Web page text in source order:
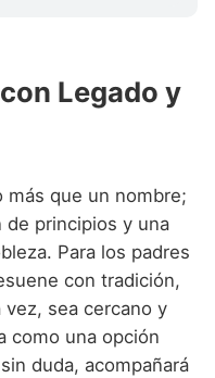
Legado y
más que un nombre;
de principios y una
Para los padres
con tradición,
sea cercano y
como una opción
duda, acompañará